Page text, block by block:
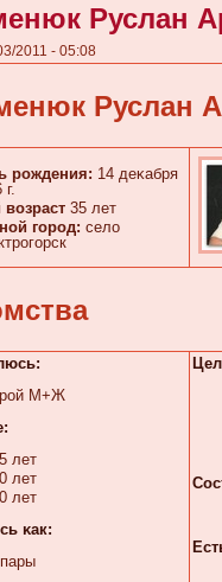
Руслан
2011 - 05:08
Руслан
рождения: 14 деκaбря
г.
35 лет
город: село
М+Ж
лет
лет
лет
κaк: